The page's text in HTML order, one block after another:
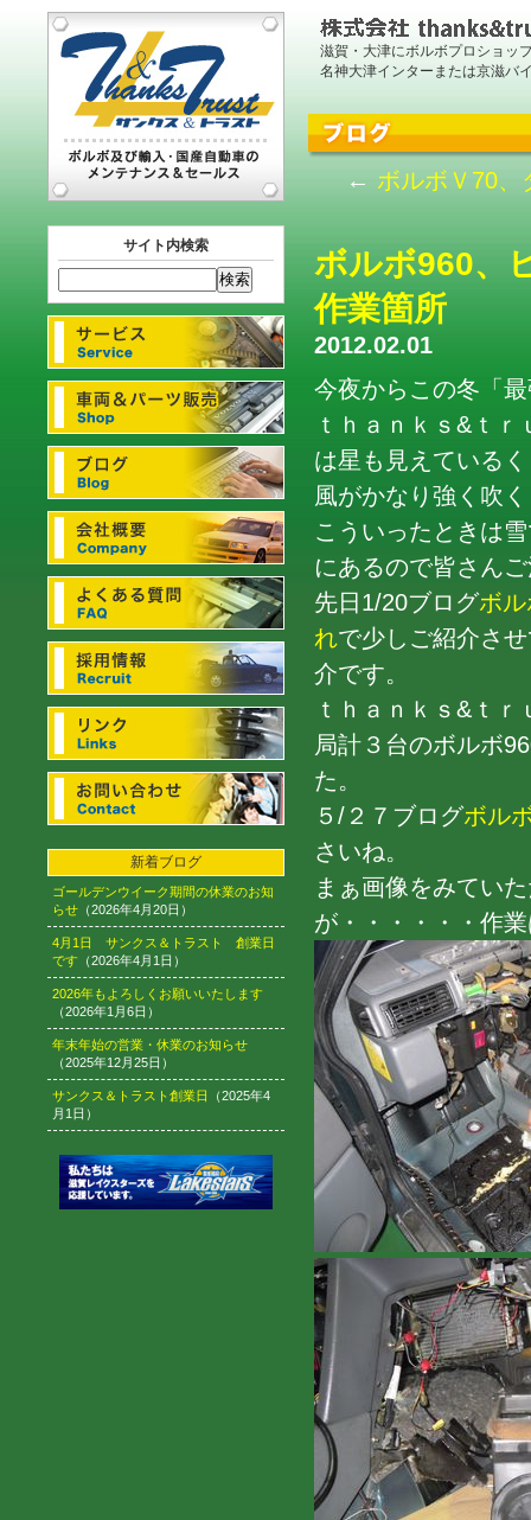
滋賀・大津にボルボプロショッ
名神大津インターまたは京滋バ
サイト内検索
新着ブログ
ゴールデンウイーク期間の休業のお知
らせ （2026年4月20日）
4月1日 サンクス＆トラスト 創業日
です （2026年4月1日）
2026年もよろしくお願いいたします
（2026年1月6日）
年末年始の営業・休業のお知らせ
（2025年12月25日）
サンクス＆トラスト創業日
（2025年4
月1日）
← ボルボＶ70、
ボルボ960、
作業箇所
2012.02.01
今夜からこの冬「
ｔｈａｎｋｓ&ｔ
は星も見えている
風がかなり強く吹
こういったときは
にあるので皆さん
先日1/20ブログボ
れで少しご紹介さ
介です。
ｔｈａｎｋｓ&ｔ
局計３台のボルボ
た。
５/２７ブログボル
さいね。
まぁ画像をみてい
が・・・・・・作